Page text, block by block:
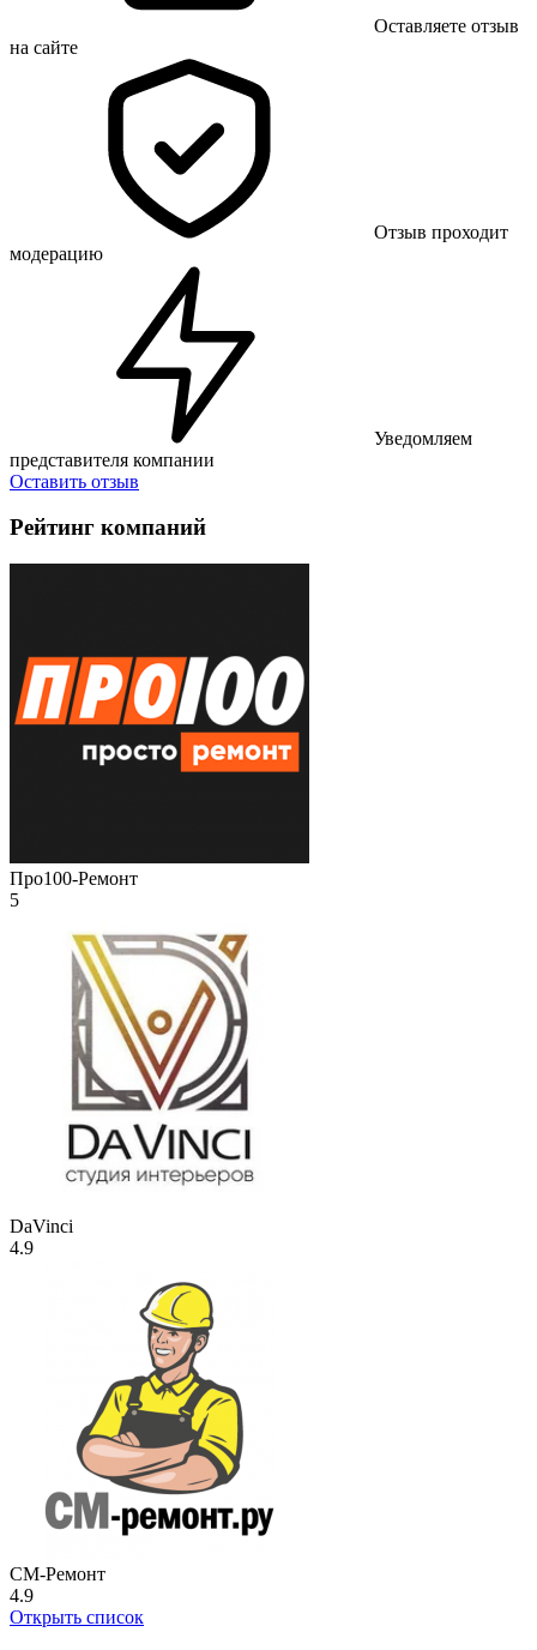
Оставляете отзыв
на сайте
Отзыв проходит
модерацию
Уведомляем
представителя компании
Оставить отзыв
Рейтинг компаний
Про100-Ремонт
5
DaVinci
4.9
СМ-Ремонт
4.9
Открыть список